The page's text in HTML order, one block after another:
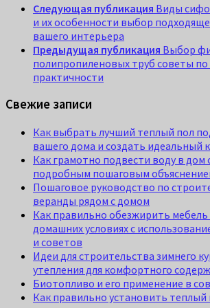
Следующая публикация Виды
и их особенности выбор
вашего интерьера
Предыдущая публикация Выбор
полипропиленовых труб советы
практичности
Свежие записи
Как выбрать лучший теплый пол
вашего дома и создать идеальный
Как грамотно подвести воду в дом
подробным пошаговым
Пошаговое руководство по
веранды рядом с домом
Как правильно обезжирить мебель
домашних условиях с
и советов
Идеи для строительства зимнего
утепления для комфортного
Биотопливо и его применение в
Как правильно установить теплый